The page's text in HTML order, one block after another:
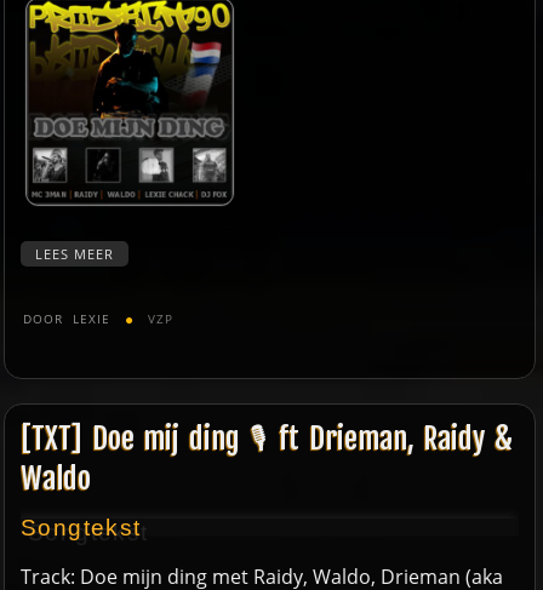
LEES MEER
DOOR LEXIE VZP
[TXT] Doe mij ding 🎙️️ ft Drieman, Raidy &
Waldo
Songtekst
Track: Doe mijn ding met Raidy, Waldo, Drieman (aka